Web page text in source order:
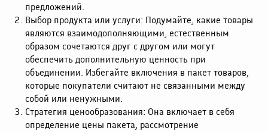
предложений.
Выбор продукта или услуги: Подумайте, какие товары
являются взаимодополняющими, естественным
образом сочетаются друг с другом или могут
обеспечить дополнительную ценность при
объединении. Избегайте включения в пакет товаров,
которые покупатели считают не связанными между
собой или ненужными.
Стратегия ценообразования: Она включает в себя
определение цены пакета, рассмотрение